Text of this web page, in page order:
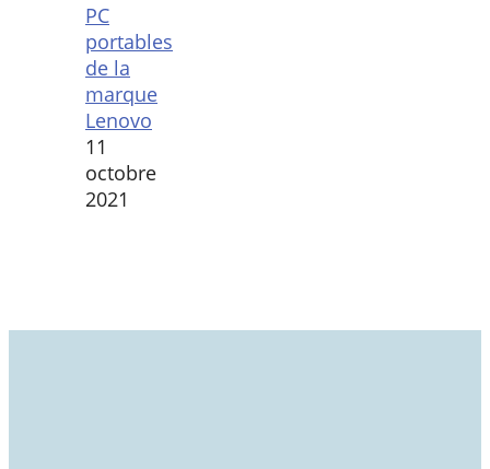
PC
portables
de la
marque
Lenovo
11
octobre
2021